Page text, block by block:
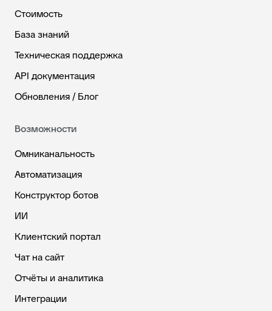
Стоимость
База знаний
Техническая поддержка
API документация
Обновления / Блог
Возможности
Омниканальность
Автоматизация
Конструктор ботов
ИИ
Клиентский портал
Чат на сайт
Отчёты и аналитика
Интеграции